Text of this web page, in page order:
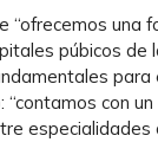
una
púbicos de
para
con